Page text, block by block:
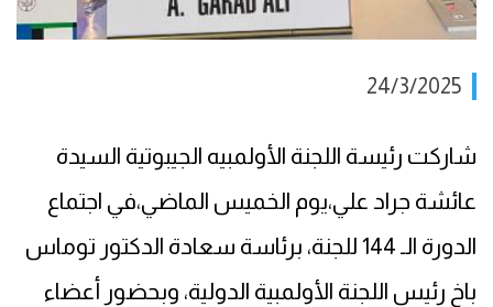
24/3/2025
شاركت رئيسة اللجنة الأولمبيه الجيبوتية السيدة
عائشة جراد علي،يوم الخميس الماضي،في اجتماع
الدورة الـ 144 للجنة، برئاسة سعادة الدكتور توماس
باخ رئيس اللجنة الأولمبية الدولية، وبحضور أعضاء